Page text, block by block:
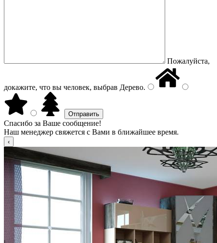
Пожалуйста,
докажите, что вы человек, выбрав Дерево.
Спасибо за Ваше сообщение!
Наш менеджер свяжется с Вами в ближайшее время.